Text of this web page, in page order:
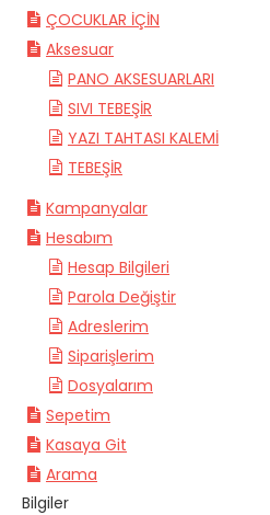
ÇOCUKLAR İÇİN
Aksesuar
PANO AKSESUARLARI
SIVI TEBEŞİR
YAZI TAHTASI KALEMİ
TEBEŞİR
Kampanyalar
Hesabım
Hesap Bilgileri
Parola Değiştir
Adreslerim
Siparişlerim
Dosyalarım
Sepetim
Kasaya Git
Arama
Bilgiler